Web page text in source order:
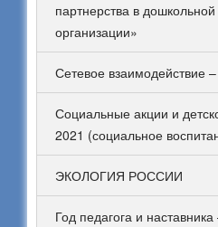
партнерства в
организации»
Сетевое взаимодействие
Социальные акции и
2021 (социальное
ЭКОЛОГИЯ РОССИИ
Год педагога и